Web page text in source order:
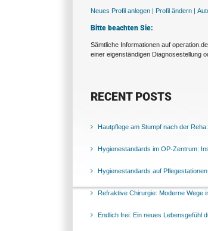
Neues Profil anlegen | Profil ändern |
Bitte beachten Sie:
Sämtliche Informationen auf
einer eigenständigen Diagnosestellung
RECENT POSTS
Hautpflege am Stumpf nach der
Hygienestandards im OP-Zentrum:
Hygienestandards auf
Refraktive Chirurgie: Moderne Wege
Endlich frei: Ein neues Lebensgefühl